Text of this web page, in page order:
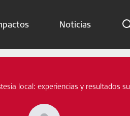
Noticias
Indicaciones
local: experiencias y resultados